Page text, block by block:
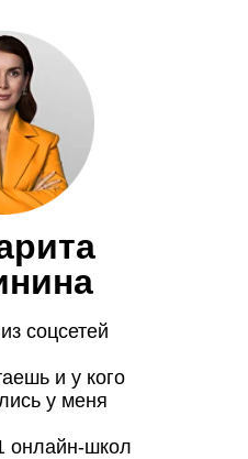
соцсетей
и у кого
у меня
онлайн-школ